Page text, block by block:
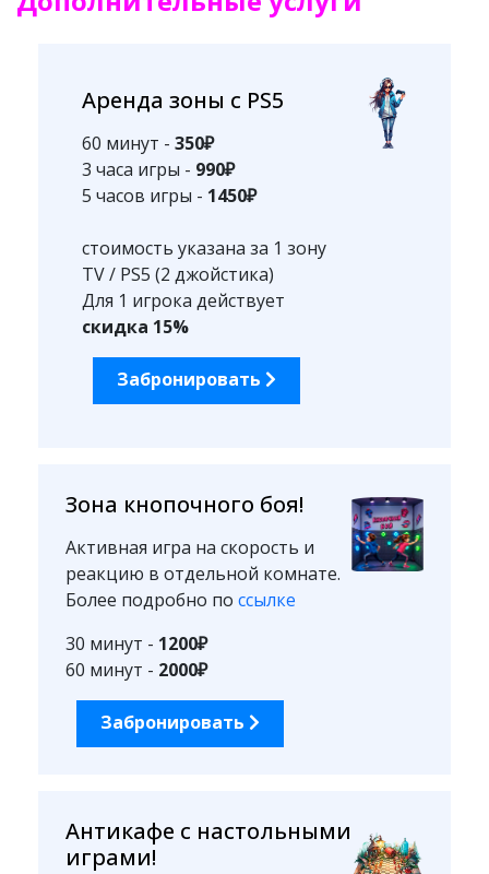
Аренда зоны с PS5
60 минут - 350₽
3 часа игры - 990₽
5 часов игры - 1450₽
стоимость указана за 1 зону
TV / PS5 (2 джойстика)
Для 1 игрока действует
скидка 15%
Забронировать
Зона кнопочного боя!
Активная игра на скорость и
реакцию в отдельной комнате.
Более подробно по ссылке
30 минут - 1200₽
60 минут - 2000₽
Забронировать
Антикафе с настольными
играми!